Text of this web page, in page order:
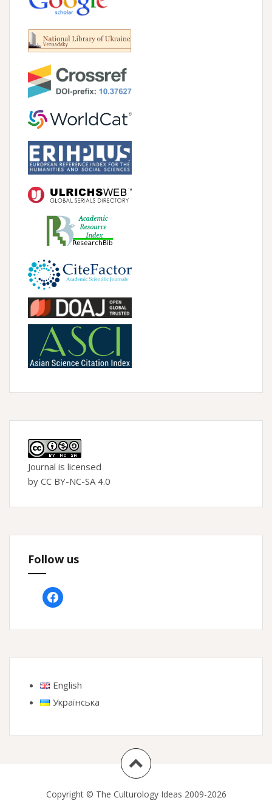
Journal is licensed
by CC BY-NC-SA 4.0
Follow us
facebook
English
Українська
Copyright © The Culturology Ideas 2009-2026